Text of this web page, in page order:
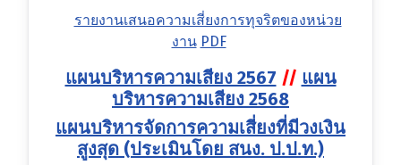
รายงานเสนอความเสี่ยงการทุจริตของหน่วย
งาน PDF
แผนบริหารความเสียง 2567 // แผน
บริหารความเสียง 2568
แผนบริหารจัดการความเสี่ยงที่มีวงเงิน
สูงสุด (ประเมินโดย สนง. ป.ป.ท.)